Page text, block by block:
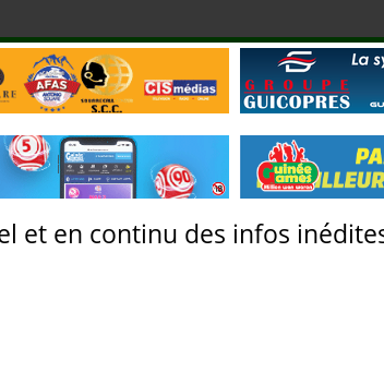
et en continu des infos